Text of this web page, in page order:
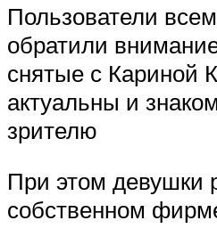
Пользователи
обратили
снятые с Кариной
актуальны и
зрителю
При этом девушки
собственном